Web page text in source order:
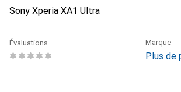
Sony Xperia XA1 Ultra
Évaluations Marque
Plus de